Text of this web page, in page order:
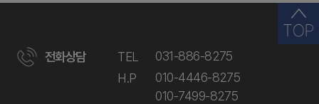
전화상담 TEL
031-886-8275
H.P
010-4446-8275
010-7499-8275